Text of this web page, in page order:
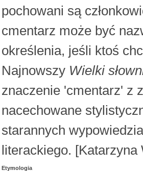
pochowani są
cmentarz może być
określenia, jeśli ktoś
Najnowszy Wielki
znaczenie 'cmentarz' z
nacechowane
starannych
literackiego. [Katarzyna
Etymologia